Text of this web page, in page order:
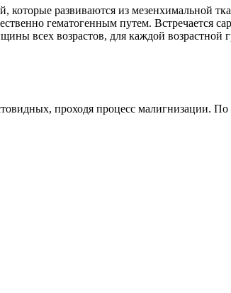
которые развиваются из мезенхимальной
гематогенным путем. Встречается
всех возрастов, для каждой возрастной
проходя процесс малигнизации. По